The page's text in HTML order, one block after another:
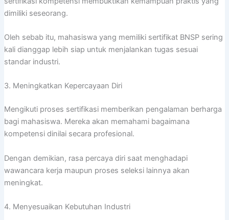
dimiliki seseorang.
Oleh sebab itu, mahasiswa yang memiliki sertifikat BNSP sering
kali dianggap lebih siap untuk menjalankan tugas sesuai
standar industri.
3. Meningkatkan Kepercayaan Diri
Mengikuti proses sertifikasi memberikan pengalaman berharga
bagi mahasiswa. Mereka akan memahami bagaimana
kompetensi dinilai secara profesional.
Dengan demikian, rasa percaya diri saat menghadapi
wawancara kerja maupun proses seleksi lainnya akan
meningkat.
4. Menyesuaikan Kebutuhan Industri